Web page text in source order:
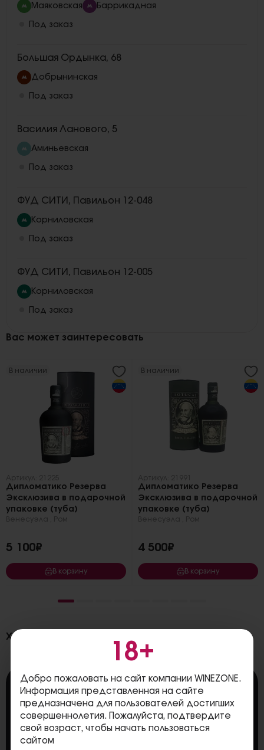
Маяковская Баррикадная
Под заказ
Большая Ордынка, 68
Добрынинская
Под заказ
Василия Ланового, 5
Аминьевская
Под заказ
ФУД СИТИ, Павильон 12-048
Корниловская
Под заказ
ФУД СИТИ, Павильон 12-005
Корниловская
Под заказ
Вас может заинтересовать
В наличии
Дипломатико Резерва
Эксклюзива в подарочной
упаковке (туба)
5 100₽
В корзину
В наличии
Дипломатико Резерва
Эксклюзива в подарочной
упаковке (туба)
4 500₽
В корзину
Характеристики
Страна Венесуэла
Производитель Destilerias Unidas (Dusa)
Бренд
Крепость
18+
Добро пожаловать на сайт компании WINEZONE.
Информация представленная на сайте
предназначена для пользователей достигших
совершеннолетия. Пожалуйста, подтвердите
свой возраст, чтобы начать пользоваться
сайтом